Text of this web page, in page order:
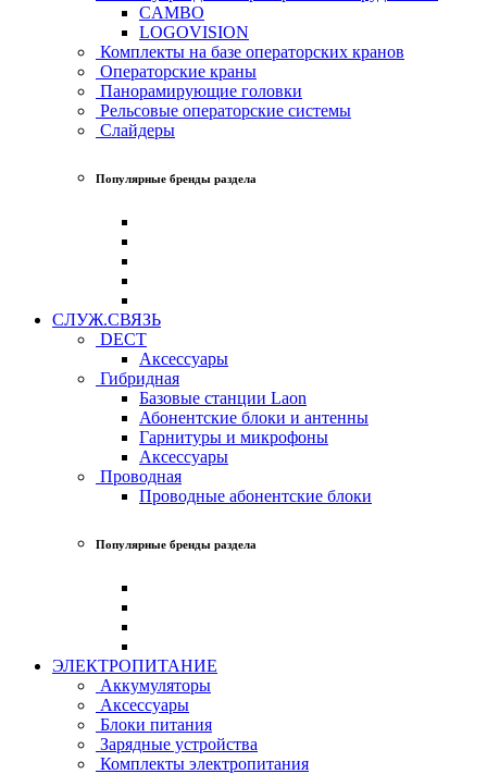
CAMBO
LOGOVISION
Комплекты на базе операторских кранов
Операторские краны
Панорамирующие головки
Рельсовые операторские системы
Слайдеры
Популярные бренды раздела
СЛУЖ.СВЯЗЬ
DECT
Аксессуары
Гибридная
Базовые станции Laon
Абонентские блоки и антенны
Гарнитуры и микрофоны
Аксессуары
Проводная
Проводные абонентские блоки
Популярные бренды раздела
ЭЛЕКТРОПИТАНИЕ
Аккумуляторы
Аксессуары
Блоки питания
Зарядные устройства
Комплекты электропитания